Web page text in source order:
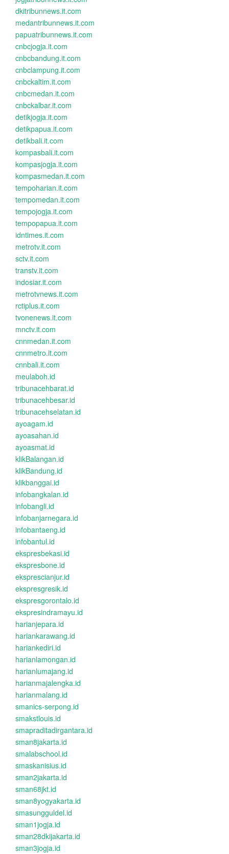
dkitribunnews.it.com
medantribunnews.it.com
papuatribunnews.it.com
cnbcjogja.it.com
cnbcbandung.it.com
cnbclampung.it.com
cnbckaltim.it.com
cnbcmedan.it.com
cnbckalbar.it.com
detikjogja.it.com
detikpapua.it.com
detikbali.it.com
kompasbali.it.com
kompasjogja.it.com
kompasmedan.it.com
tempoharian.it.com
tempomedan.it.com
tempojogja.it.com
tempopapua.it.com
idntimes.it.com
metrotv.it.com
sctv.it.com
transtv.it.com
indosiar.it.com
metrotvnews.it.com
rctiplus.it.com
tvonenews.it.com
mnctv.it.com
cnnmedan.it.com
cnnmetro.it.com
cnnbali.it.com
meulaboh.id
tribunacehbarat.id
tribunacehbesar.id
tribunacehselatan.id
ayoagam.id
ayoasahan.id
ayoasmat.id
klikBalangan.id
klikBandung.id
klikbanggai.id
infobangkalan.id
infobangli.id
infobanjarnegara.id
infobantaeng.id
infobantul.id
ekspresbekasi.id
ekspresbone.id
eksprescianjur.id
ekspresgresik.id
ekspresgorontalo.id
ekspresindramayu.id
harianjepara.id
hariankarawang.id
hariankediri.id
harianlamongan.id
harianlumajang.id
harianmajalengka.id
harianmalang.id
smanics-serpong.id
smakstlouis.id
smapraditadirgantara.id
sman8jakarta.id
smalabschool.id
smaskanisius.id
sman2jakarta.id
sman68jkt.id
sman8yogyakarta.id
smasungguldel.id
sman1jogja.id
sman28dkijakarta.id
sman3jogja.id